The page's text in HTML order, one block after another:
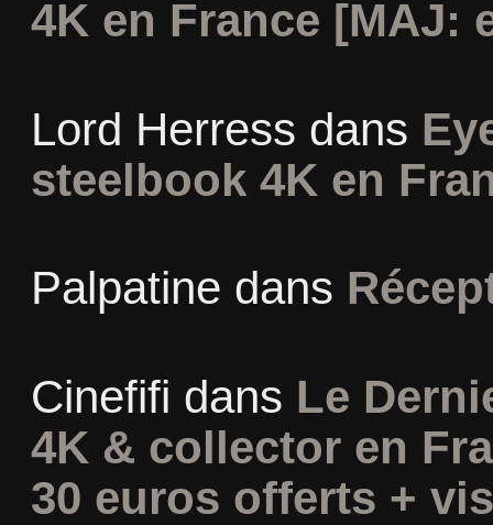
4K en France [MAJ:
Lord Herress dans
steelbook 4K en
Palpatine dans
Cinefifi dans Le
4K & collector en
30 euros offerts +